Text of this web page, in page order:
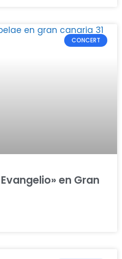
CONCERT
en Gran